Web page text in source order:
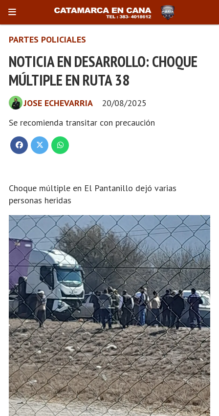
NOTICIA EN DESARROLLO: CHOQUE
MÚLTIPLE EN RUTA 38
Se recomienda transitar con precaución
PARTES POLICIALES
20/08/2025
JOSE ECHEVARRIA
Choque múltiple en El Pantanillo dejó varias
personas heridas